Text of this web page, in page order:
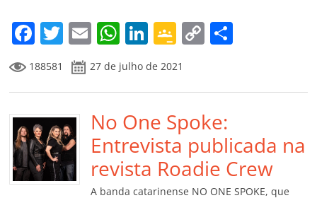
m
F
a
c
e
b
o
o
k
T
w
itt
er
E
m
ai
l
W
h
at
s
A
p
p
Li
n
k
e
dI
n
G
o
o
gl
e
Cl
a
ss
C
y
Li
n
k
p
til
h
ar
188581 27 de julho de 2021
No One Spoke:
Entrevista publicada na
revista Roadie Crew
A banda catarinense NO ONE SPOKE, que